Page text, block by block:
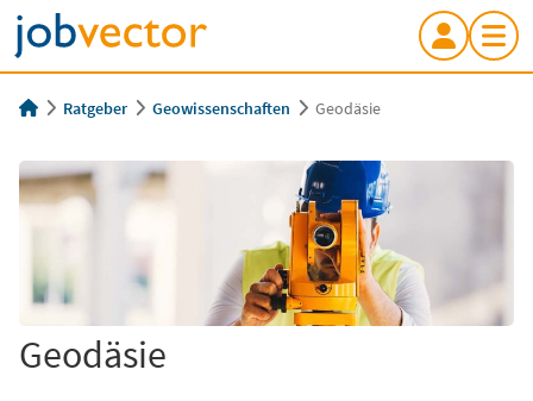
Ratgeber Geowissenschaften Geodäsie
Geodäsie